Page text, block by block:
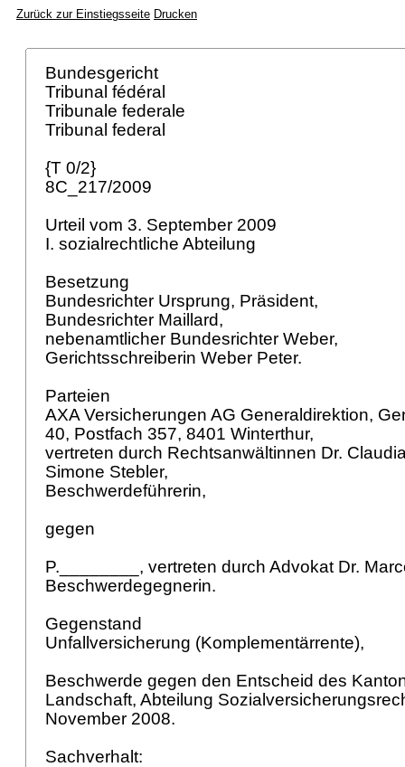
Zurück zur Einstiegsseite Drucken
Bundesgericht
Tribunal fédéral
Tribunale federale
Tribunal federal
{T 0/2}
8C_217/2009
Urteil vom 3. September 2009
I. sozialrechtliche Abteilung
Besetzung
Bundesrichter Ursprung, Präsident,
Bundesrichter Maillard,
nebenamtlicher Bundesrichter Weber,
Gerichtsschreiberin Weber Peter.
Parteien
AXA Versicherungen AG Generaldirektion,
40, Postfach 357, 8401 Winterthur,
vertreten durch Rechtsanwältinnen Dr.
Simone Stebler,
Beschwerdeführerin,
gegen
P.________, vertreten durch Advokat Dr.
Beschwerdegegnerin.
Gegenstand
Unfallversicherung (Komplementärrente),
Beschwerde gegen den Entscheid des
Landschaft, Abteilung
November 2008.
Sachverhalt: